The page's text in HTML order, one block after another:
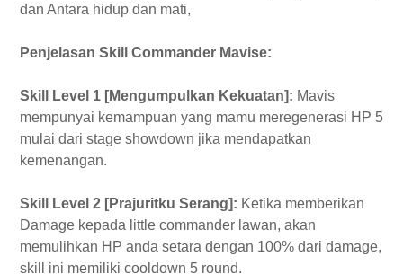
dan Antara hidup dan mati,
Penjelasan Skill Commander Mavise:
Skill Level 1 [Mengumpulkan Kekuatan]: Mavis
mempunyai kemampuan yang mamu meregenerasi HP 5
mulai dari stage showdown jika mendapatkan
kemenangan.
Skill Level 2 [Prajuritku Serang]: Ketika memberikan
Damage kepada little commander lawan, akan
memulihkan HP anda setara dengan 100% dari damage,
skill ini memiliki cooldown 5 round.